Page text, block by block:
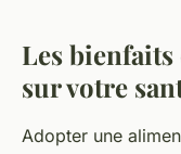
Les
sur votre
Adopter une